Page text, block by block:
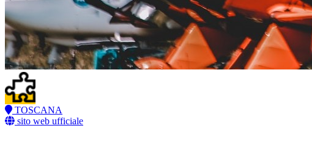
TOSCANA
sito web ufficiale